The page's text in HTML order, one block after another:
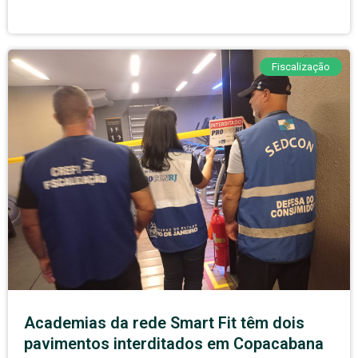
Fiscalização
Academias da rede Smart Fit têm dois
pavimentos interditados em Copacabana